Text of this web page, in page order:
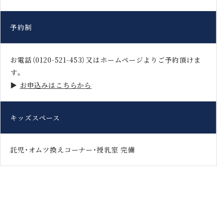
予約制
お電話（0120-521-453）又はホームページよりご予約頂けま
す。
▶ お申込みはこちらから
キッズスペース
託児・オムツ換えコーナー・授乳室 完備